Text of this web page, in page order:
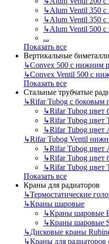
↳Alum Ventil 350
↳Alum Ventil 350
↳Alum Ventil 500
...
Показать все
Вертикальные
↳Convex 500 с нижним
↳Convex Ventil 500 с
Показать все
Стальные трубчатые
↳Rifar Tubog с боковым
↳Rifar Tubog цвет
↳Rifar Tubog цвет
↳Rifar Tubog цвет
↳Rifar Tubog Ventil
↳Rifar Tubog
↳Rifar Tubog
↳Rifar Tubog
Показать все
Краны для радиаторов
↳Термостатические
↳Краны шаровые
↳Краны шаровые
↳Краны шаровые
↳Дисковые краны
↳Краны для